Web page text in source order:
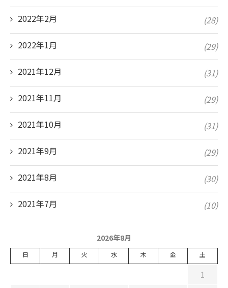
2022年2月 (28)
2022年1月 (29)
2021年12月 (31)
2021年11月 (29)
2021年10月 (31)
2021年9月 (29)
2021年8月 (30)
2021年7月 (10)
2026年8月
日 月 火 水 木 金 土
1